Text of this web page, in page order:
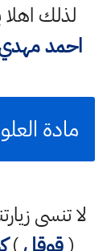
لذلك
احمد
مادة
لا تنسى